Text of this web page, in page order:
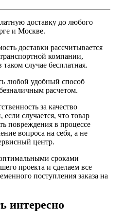
доставку до любого
и Москве.
доставки рассчитывается
компании,
таком случае бесплатная.
любой удобный способ
расчетом.
за качество
если случается, что товар
повреждения в процессе
вопроса на себя, а не
центр.
сроками
проекта и сделаем все
поступления заказа на
интересно